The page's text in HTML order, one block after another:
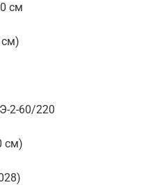
см
см)
2-60/220
см)